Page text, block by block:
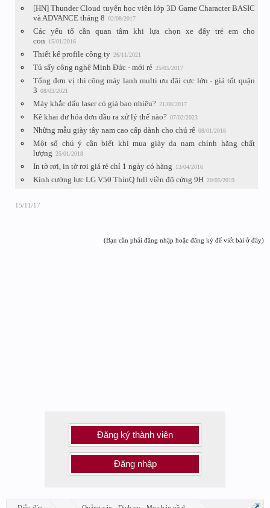
[HN] Thunder Cloud tuyển học viên lớp 3D Game Character BASIC
và ADVANCE tháng 8 02/08/2017
Các yếu tố cần quan tâm khi lựa chọn xe đẩy trẻ em cho
con
15/01/2016
Thiết kế profile công ty 26/11/2021
Tủ sấy công nghệ Minh Đức - mới rẻ 25/05/2017
Tổng đơn vị thi công máy lạnh multi ưu đãi cực lớn - giá tốt quận
3 08/03/2021
Máy khắc dấu laser có giá bao nhiêu? 21/08/2017
Kê khai dư hóa đơn đầu ra xử lý thế nào? 07/02/2023
Những mẫu giày tây nam cao cấp dành cho chú rể 08/01/2018
Một số chú ý cần biết khi mua giày da nam chính hãng chất
lượng 25/01/2018
In tờ rơi, in tờ rơi giá rẻ chỉ 1 ngày có hàng 13/04/2016
Kính cường lực LG V50 ThinQ full viền độ cứng 9H 20/05/2019
15/11/17
(Bạn cần phải đăng nhập hoặc đăng ký để viết bài ở đây)
Đăng ký thành viên
Đăng nhập